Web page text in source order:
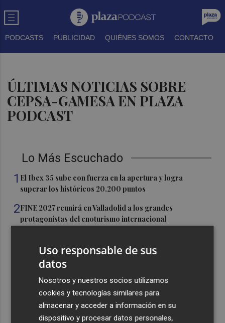
PODCASTS PUBLICIDAD QUIÉNES SOMOS CONTACTO
ÚLTIMAS NOTICIAS SOBRE
CEPSA-GAMESA EN PLAZA
PODCAST
Lo Más Escuchado
1 El Ibex 35 sube con fuerza en la apertura y logra
superar los históricos 20.200 puntos
2FINE 2027 reunirá en Valladolid a los grandes
protagonistas del enoturismo internacional
en Viña de Eufemia
La cuenta atrás para Albir Wine Lover ya está en marcha:
entradas a la venta y aforo limitado
El Campello invierte 1,6 millones en la primera fase de la
'operación asfalto', que ya está en licitación
Uso responsable de sus
datos
Nosotros y nuestros socios utilizamos
cookies y tecnologías similares para
almacenar y acceder a información en su
dispositivo y procesar datos personales,